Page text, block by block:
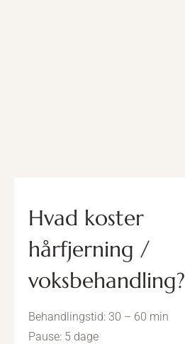
Hvad koster
hårfjerning /
voksbehandling?
Behandlingstid: 30 – 60 min
Pause: 5 dage